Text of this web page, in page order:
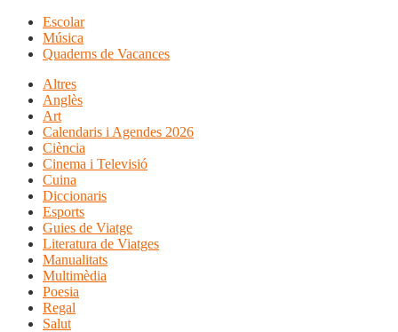
Escolar
Música
Quaderns de Vacances
Altres
Anglès
Art
Calendaris i Agendes 2026
Ciència
Cinema i Televisió
Cuina
Diccionaris
Esports
Guies de Viatge
Literatura de Viatges
Manualitats
Multimèdia
Poesia
Regal
Salut